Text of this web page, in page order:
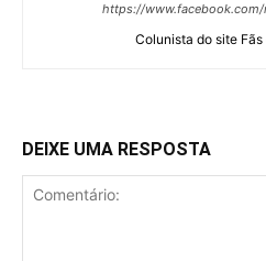
https://www.facebook.com/
Colunista do site
DEIXE UMA RESPOSTA